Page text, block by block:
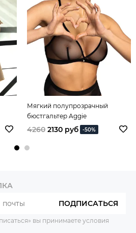
Мягкий полупрозрачный
бюстгальтер Aggie
4260 2130 руб -50%
ПОДПИСАТЬСЯ
вы принимаете условия